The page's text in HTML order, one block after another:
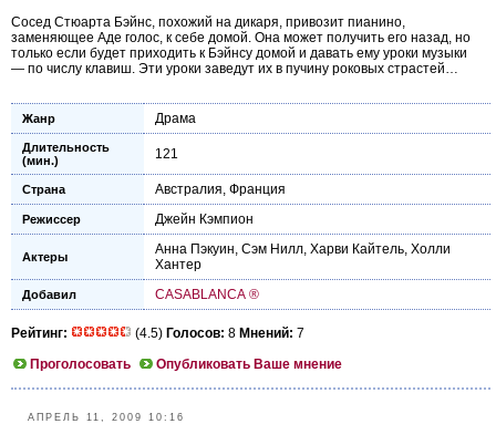
Сосед Стюарта Бэйнс, похожий на дикаря, привозит пианино,
заменяющее Аде голос, к себе домой. Она может получить его назад, но
только если будет приходить к Бэйнсу домой и давать ему уроки музыки
— по числу клавиш. Эти уроки заведут их в пучину роковых страстей…
Жанр Драма
Длительность
(мин.)
121
Страна Австралия, Франция
Режиссер Джейн Кэмпион
Актеры Анна Пэкуин, Сэм Нилл, Харви Кайтель, Холли
Хантер
Добавил CASABLANCA ®
Рейтинг: (4.5) Голосов: 8 Мнений: 7
Проголосовать
Опубликовать Ваше мнение
АПРЕЛЬ 11, 2009 10:16